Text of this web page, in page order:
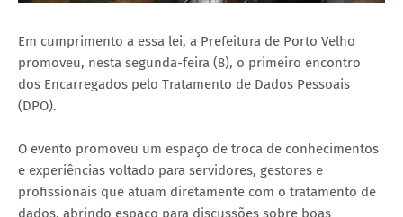
Em cumprimento a essa lei, a Prefeitura de Porto Velho
promoveu, nesta segunda-feira (8), o primeiro encontro
dos Encarregados pelo Tratamento de Dados Pessoais
(DPO).
O evento promoveu um espaço de troca de conhecimentos
e experiências voltado para servidores, gestores e
profissionais que atuam diretamente com o tratamento de
dados, abrindo espaço para discussões sobre boas